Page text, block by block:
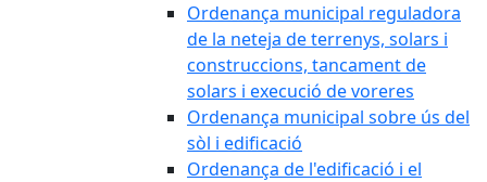
Ordenança municipal reguladora
de la neteja de terrenys, solars i
construccions, tancament de
solars i execució de voreres
Ordenança municipal sobre ús del
sòl i edificació
Ordenança de l'edificació i el